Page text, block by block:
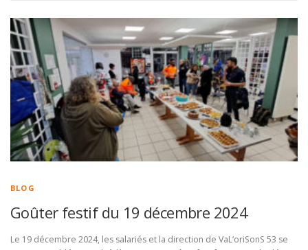
BLOG
Goûter festif du 19 décembre 2024
Le 19 décembre 2024, les salariés et la direction de VaL‘oriSonS 53 se